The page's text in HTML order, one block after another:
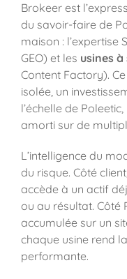
Brokeer est
du savoir-faire de
maison : l’expertise
GEO) et les usines à
Content Factory).
isolée, un
l’échelle de
amorti sur de
L’intelligence du
du risque. Côté
accède à un actif
ou au résultat. Côté
accumulée sur un
chaque usine rend
performante.